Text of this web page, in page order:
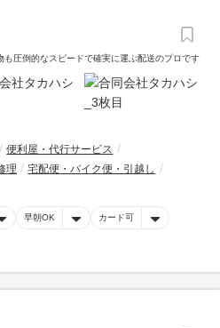
圧倒的なスピードで確実に運ぶ配送のプロです
便利屋・代行サービス
理
宅配便・バイク便・引越し
早朝OK カード可